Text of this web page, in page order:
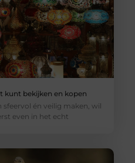
kunt bekijken en kopen
én veilig maken, wil
even in het echt